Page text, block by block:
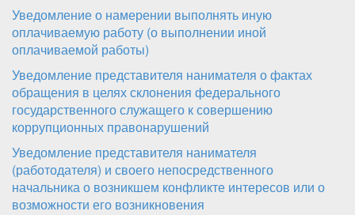
Уведомление о намерении выполнять иную
оплачиваемую работу (о выполнении иной
оплачиваемой работы)
Уведомление представителя нанимателя о фактах
обращения в целях склонения федерального
государственного служащего к совершению
коррупционных правонарушений
Уведомление представителя нанимателя
(работодателя) и своего непосредственного
начальника о возникшем конфликте интересов или о
возможности его возникновения